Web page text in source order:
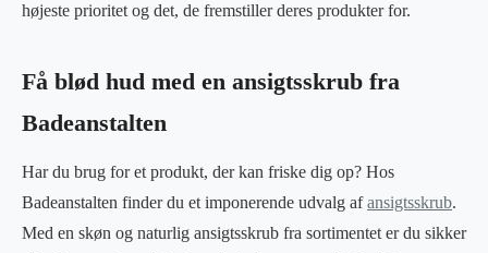
højeste prioritet og det, de fremstiller deres produkter for.
Få blød hud med en ansigtsskrub fra
Badeanstalten
Har du brug for et produkt, der kan friske dig op? Hos
Badeanstalten finder du et imponerende udvalg afansigtsskrub.
Med en skøn og naturlig ansigtsskrub fra sortimentet er du sikker